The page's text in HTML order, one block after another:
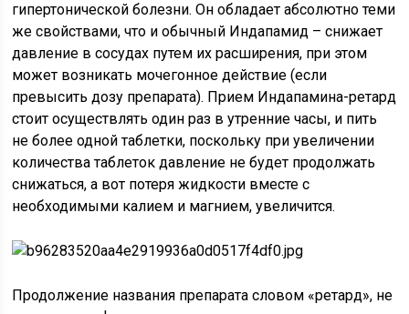
гипертонической болезни. Он обладает абсолютно теми
же свойствами, что и обычный Индапамид – снижает
давление в сосудах путем их расширения, при этом
может возникать мочегонное действие (если
превысить дозу препарата). Прием Индапамина-ретард
стоит осуществлять один раз в утренние часы, и пить
не более одной таблетки, поскольку при увеличении
количества таблеток давление не будет продолжать
снижаться, а вот потеря жидкости вместе с
необходимыми калием и магнием, увеличится.
Продолжение названия препарата словом «ретард», не